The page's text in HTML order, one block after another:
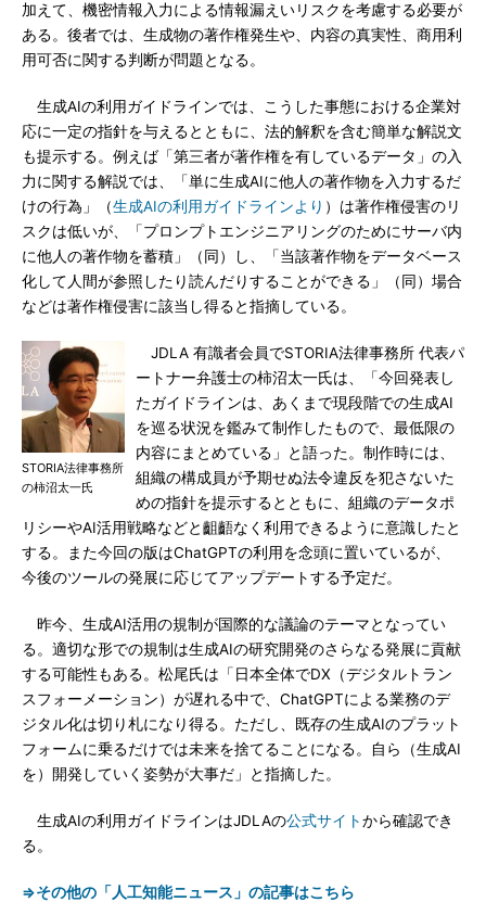
加えて、機密情報入力による情報漏えいリスクを考慮する必要が
ある。後者では、生成物の著作権発生や、内容の真実性、商用利
用可否に関する判断が問題となる。
生成AIの利用ガイドラインでは、こうした事態における企業対
応に一定の指針を与えるとともに、法的解釈を含む簡単な解説文
も提示する。例えば「第三者が著作権を有しているデータ」の入
力に関する解説では、「単に生成AIに他人の著作物を入力するだ
けの行為」（生成AIの利用ガイドラインより ）は著作権侵害のリ
スクは低いが、「プロンプトエンジニアリングのためにサーバ内
に他人の著作物を蓄積」（同）し、「当該著作物をデータベース
化して人間が参照したり読んだりすることができる」（同）場合
などは著作権侵害に該当し得ると指摘している。
STORIA法律事務所
の柿沼太一氏
JDLA 有識者会員でSTORIA法律事務所 代表パ
ートナー弁護士の柿沼太一氏は、「今回発表し
たガイドラインは、あくまで現段階での生成AI
を巡る状況を鑑みて制作したもので、最低限の
内容にまとめている」と語った。制作時には、
組織の構成員が予期せぬ法令違反を犯さないた
めの指針を提示するとともに、組織のデータポ
リシーやAI活用戦略などと齟齬なく利用できるように意識したと
する。また今回の版はChatGPTの利用を念頭に置いているが、
今後のツールの発展に応じてアップデートする予定だ。
昨今、生成AI活用の規制が国際的な議論のテーマとなってい
る。適切な形での規制は生成AIの研究開発のさらなる発展に貢献
する可能性もある。松尾氏は「日本全体でDX（デジタルトラン
スフォーメーション）が遅れる中で、ChatGPTによる業務のデ
ジタル化は切り札になり得る。ただし、既存の生成AIのプラット
フォームに乗るだけでは未来を捨てることになる。自ら（生成AI
を）開発していく姿勢が大事だ」と指摘した。
生成AIの利用ガイドラインはJDLAの公式サイトから確認でき
る。
⇒その他の「人工知能ニュース」の記事はこちら